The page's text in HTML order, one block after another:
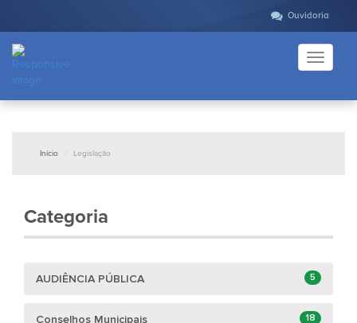
Ouvidoria
Toggle
Início Legislação
Categoria
AUDIÊNCIA PÚBLICA 5
Conselhos Municipais 18